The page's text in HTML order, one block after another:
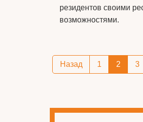
резидентов своими
возможностями.
Назад 1 2 3